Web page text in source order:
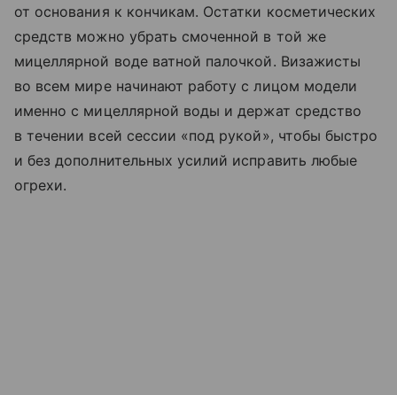
от основания к кончикам. Остатки косметических
средств можно убрать смоченной в той же
мицеллярной воде ватной палочкой. Визажисты
во всем мире начинают работу с лицом модели
именно с мицеллярной воды и держат средство
в течении всей сессии «под рукой», чтобы быстро
и без дополнительных усилий исправить любые
огрехи.